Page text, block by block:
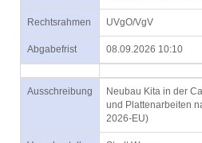
Rechtsrahmen UVgO/VgV
Abgabefrist 08.09.2026 10:10
Ausschreibung
Neubau Kita in der
und Plattenarbeiten
2026-EU)